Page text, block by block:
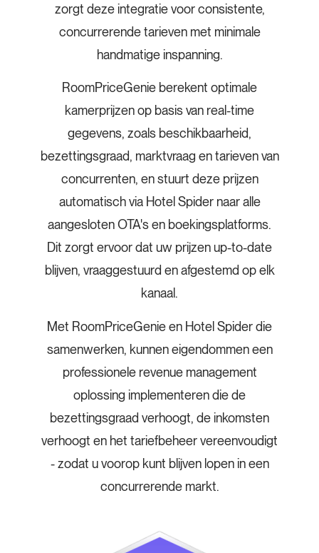
zorgt deze integratie voor consistente,
concurrerende tarieven met minimale
handmatige inspanning.
RoomPriceGenie berekent optimale
kamerprijzen op basis van real-time
gegevens, zoals beschikbaarheid,
bezettingsgraad, marktvraag en tarieven van
concurrenten, en stuurt deze prijzen
automatisch via Hotel Spider naar alle
aangesloten OTA's en boekingsplatforms.
Dit zorgt ervoor dat uw prijzen up-to-date
blijven, vraaggestuurd en afgestemd op elk
kanaal.
Met RoomPriceGenie en Hotel Spider die
samenwerken, kunnen eigendommen een
professionele revenue management
oplossing implementeren die de
bezettingsgraad verhoogt, de inkomsten
verhoogt en het tariefbeheer vereenvoudigt
- zodat u voorop kunt blijven lopen in een
concurrerende markt.